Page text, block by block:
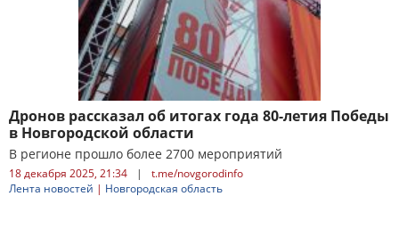
Дронов рассказал об итогах года 80-летия Победы
в Новгородской области
В регионе прошло более 2700 мероприятий
18 декабря 2025, 21:34 |
t.me/novgorodinfo
Лента новостей | Новгородская область